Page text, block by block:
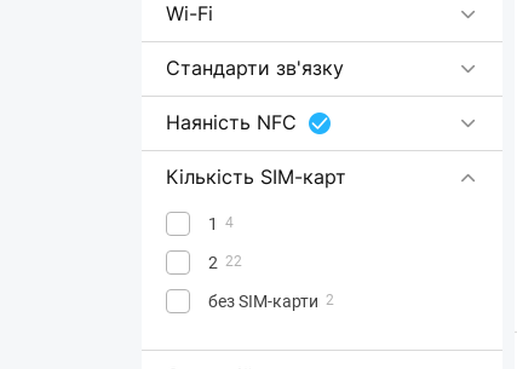
Wi-Fi
Стандарти зв'язку
Наяність NFC
Кількість SIM-карт
1 4
2 22
без SIM-карти 2